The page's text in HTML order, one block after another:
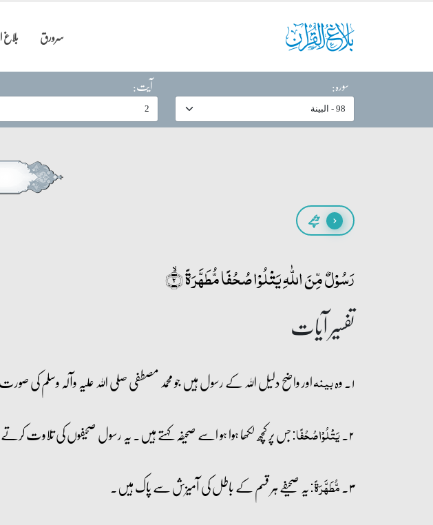
سرورق
سورہ:
آیت:
پیچھے
رَسُوۡلٌ مِّنَ اللّٰہِ یَتۡلُوۡا صُحُفًا مُّطَہَّرَۃً ۙ﴿۲﴾
تفسیر آیات
۱۔ وہ بینہاور واضح دلیل اللہ کے رسول ہیں جو محمد مصطفی صلی اللہ علیہ وآلہ وسلم
۲۔ یَتۡلُوۡا صُحُفًا:جس پر کچھ لکھا ہوا ہو اسے صحیفہ کہتے ہیں۔ یہ رسول صحیفوں کی تلاوت
۳۔ مُّطَہَّرَۃً:یہ صحیفے ہر قسم کے باطل کی آمیزش سے پاک ہیں۔